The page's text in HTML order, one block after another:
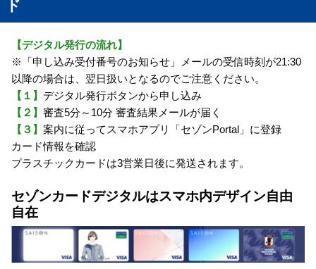
ド
【デジタル発行の流れ】
※「申し込み受付番号のお知らせ」メールの受信時刻が21:30
以降の場合は、翌日扱いとなるのでご注意ください。
【１】 デジタル発行ボタンから申し込み
【２】 審査5分～10分 審査結果メールが届く
【３】 案内に従ってスマホアプリ「セゾンPortal」に登録
カード情報を確認
プラスチックカードは3営業日後に発送されます。
セゾンカードデジタルはスマホ内デザイン自由
自在